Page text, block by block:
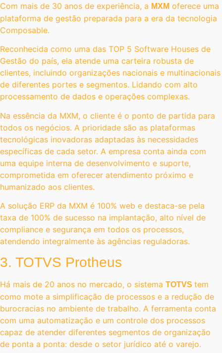
Com mais de 30 anos de experiência, a MXM oferece uma
plataforma de gestão preparada para a era da tecnologia
Composable.
Reconhecida como uma das TOP 5 Software Houses de
Gestão do país, ela atende uma carteira robusta de
clientes, incluindo organizações nacionais e multinacionais
de diferentes portes e segmentos. Lidando com alto
processamento de dados e operações complexas.
Na essência da MXM, o cliente é o ponto de partida para
todos os negócios. A prioridade são as plataformas
tecnológicas inovadoras adaptadas às necessidades
específicas de cada setor. A empresa conta ainda com
uma equipe interna de desenvolvimento e suporte,
comprometida em oferecer atendimento próximo e
humanizado aos clientes.
A solução ERP da MXM é 100% web e destaca-se pela
taxa de 100% de sucesso na implantação, alto nível de
compliance e segurança em todos os processos,
atendendo integralmente às agências reguladoras.
3. TOTVS Protheus
Há mais de 20 anos no mercado, o sistema TOTVS tem
como mote a simplificação de processos e a redução de
burocracias no ambiente de trabalho. A ferramenta conta
com uma automatização e um controle dos processos
capaz de atender diferentes segmentos de organização
de ponta a ponta: desde o setor jurídico até o varejo.